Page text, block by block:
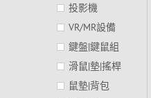
投影機
VR/MR設備
鍵盤|鍵鼠組
滑鼠|墊|搖桿
鼠墊|背包